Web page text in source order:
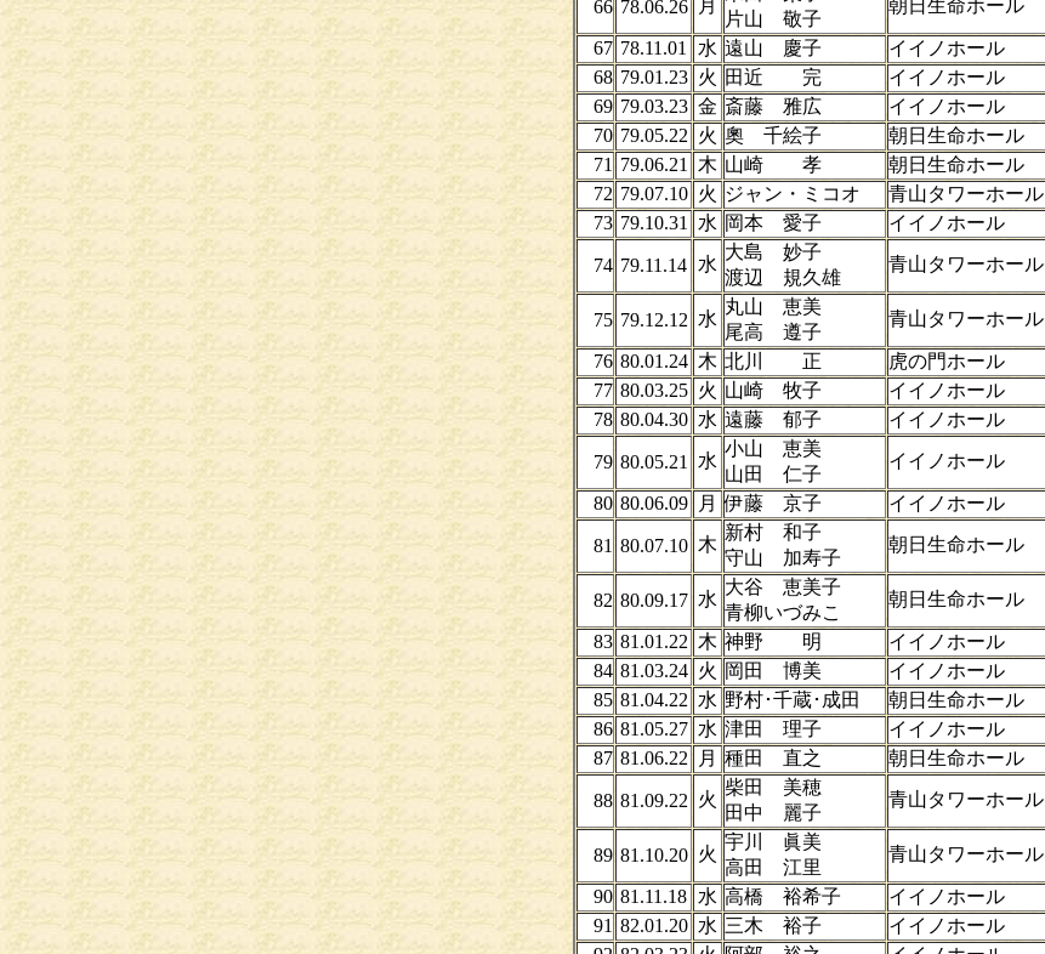
66 78.06.26 月
片山 敬子
朝日生命ホール
67 78.11.01 水 遠山 慶子
イイノホール
68 79.01.23 火 田近 完
イイノホール
69 79.03.23 金 斎藤 雅広
イイノホール
70 79.05.22 火 奧 千絵子
朝日生命ホール
71 79.06.21 木 山崎 孝
朝日生命ホール
72 79.07.10 火 ジャン・ミコオ
青山タワーホール
73 79.10.31 水 岡本 愛子 イイノホール
74 79.11.14 水
大島 妙子
渡辺 規久雄
青山タワーホール
75 79.12.12 水
丸山 恵美
尾高 遵子
青山タワーホール
76 80.01.24 木 北川 正
虎の門ホール
77 80.03.25 火 山崎 牧子
イイノホール
78 80.04.30 水 遠藤 郁子 イイノホール
79 80.05.21 水
小山 恵美
山田 仁子
イイノホール
80 80.06.09 月 伊藤 京子 イイノホール
81 80.07.10 木
新村 和子
守山 加寿子
朝日生命ホール
82 80.09.17 水
大谷 恵美子
青柳いづみこ
朝日生命ホール
83 81.01.22 木 神野 明
イイノホール
84 81.03.24 火 岡田 博美
イイノホール
85 81.04.22 水 野村･千蔵･成田
朝日生命ホール
86 81.05.27 水 津田 理子
イイノホール
87 81.06.22 月 種田 直之 朝日生命ホール
88 81.09.22 火
柴田 美穂
田中 麗子
青山タワーホール
89 81.10.20 火
宇川 眞美
高田 江里
青山タワーホール
90 81.11.18 水 高橋 裕希子
イイノホール
91 82.01.20 水 三木 裕子
イイノホール